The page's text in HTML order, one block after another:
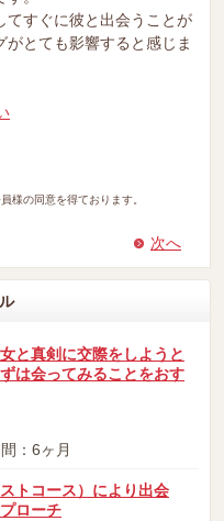
てすぐに彼と出会うことが
とても影響すると感じま
様の同意を得ております。
次へ
と真剣に交際をしようと
は会ってみることをおす
：6ヶ月
トコース）により出会
ローチ